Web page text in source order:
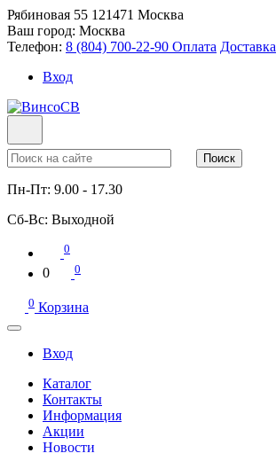
Рябиновая 55 121471 Москва
Ваш город: Москва
Телефон: 8 (804) 700-22-90 Оплата Доставка
Вход
Поиск
Пн-Пт: 9.00 - 17.30
Сб-Вс: Выходной
0
0 0
0 Корзина
Вход
Каталог
Контакты
Информация
Акции
Новости